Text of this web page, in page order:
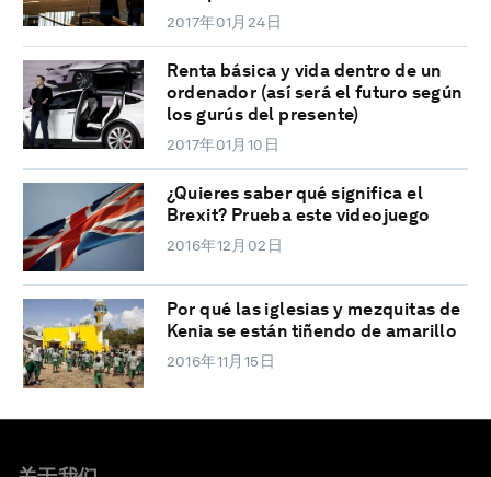
2017年01月24日
Renta básica y vida dentro de un
ordenador (así será el futuro según
los gurús del presente)
2017年01月10日
¿Quieres saber qué significa el
Brexit? Prueba este videojuego
2016年12月02日
Por qué las iglesias y mezquitas de
Kenia se están tiñendo de amarillo
2016年11月15日